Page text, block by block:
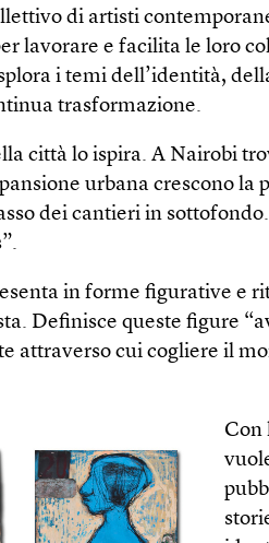
di artisti
lavorare e facilita le loro
i temi dell’identità,
trasformazione.
città lo ispira. A Nairobi
urbana crescono la
dei cantieri in
in forme figurative e
Definisce queste figure
attraverso cui cogliere il
Con